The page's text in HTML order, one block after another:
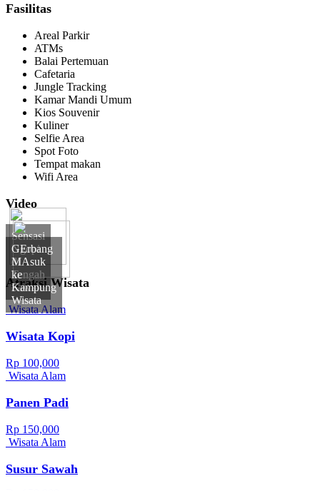
Fasilitas
Areal Parkir
ATMs
Balai Pertemuan
Cafetaria
Jungle Tracking
Kamar Mandi Umum
Kios Souvenir
Kuliner
Selfie Area
Spot Foto
Tempat makan
Wifi Area
Video
Sensasi
Ngopi
di
Tengah
Sawah
GErbang
MAsuk
ke
Kampung
Wisata
Atraksi Wisata
Wisata Alam
Wisata Kopi
Rp 100,000
Wisata Alam
Panen Padi
Rp 150,000
Wisata Alam
Susur Sawah